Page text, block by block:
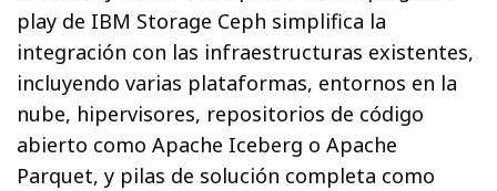
play de IBM Storage Ceph simplifica la
integración con las infraestructuras existentes,
incluyendo varias plataformas, entornos en la
nube, hipervisores, repositorios de código
abierto como Apache Iceberg o Apache
Parquet, y pilas de solución completa como